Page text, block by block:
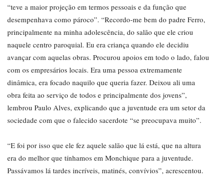
“teve a maior projeção em termos pessoais e da função que
desempenhava como pároco”. “Recordo-me bem do padre Ferro,
principalmente na minha adolescência, do salão que ele criou
naquele centro paroquial. Eu era criança quando ele decidiu
avançar com aquelas obras. Procurou apoios em todo o lado, falou
com os empresários locais. Era uma pessoa extremamente
dinâmica, era focado naquilo que queria fazer. Deixou ali uma
obra feita ao serviço de todos e principalmente dos jovens”,
lembrou Paulo Alves, explicando que a juventude era um setor da
sociedade com que o falecido sacerdote “se preocupava muito”.
“E foi por isso que ele fez aquele salão que lá está, que na altura
era do melhor que tínhamos em Monchique para a juventude.
Passávamos lá tardes incríveis, matinés, convívios”, acrescentou.